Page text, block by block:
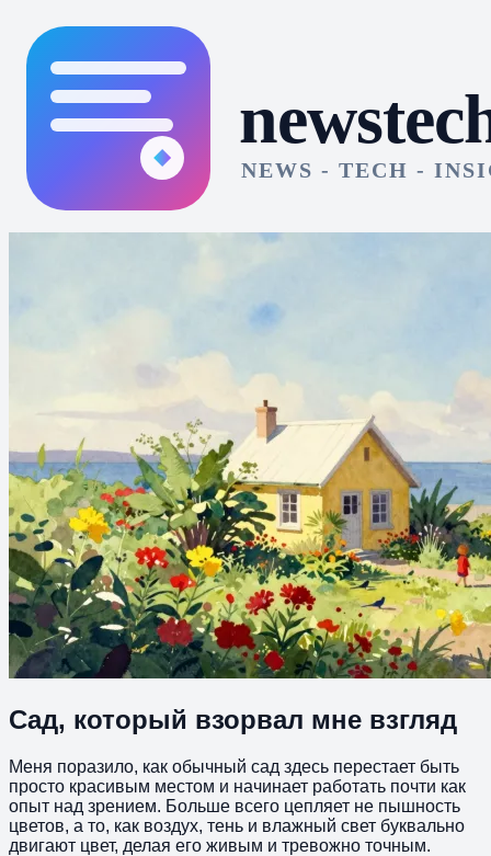
Сад, который взорвал мне взгляд
Меня поразило, как обычный сад здесь перестает быть
просто красивым местом и начинает работать почти как
опыт над зрением. Больше всего цепляет не пышность
цветов, а то, как воздух, тень и влажный свет буквально
двигают цвет, делая его живым и тревожно точным.